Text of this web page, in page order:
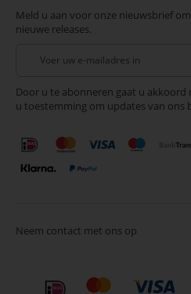
Meld u aan voor onze nieuwsbrief
nieuwe releases.
onze
nieuwsbrief
Door u te abonneren gaat u akkoord
u toestemming om updates van ons
Neem contact met ons op